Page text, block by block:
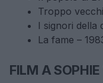
Troppo
I signori della
La fame –
FILM A